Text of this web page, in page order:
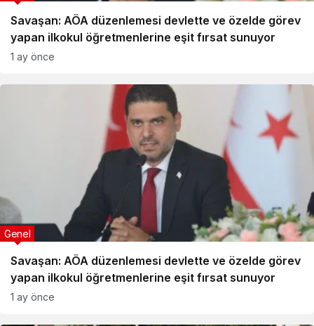
Savaşan: AÖA düzenlemesi devlette ve özelde görev
yapan ilkokul öğretmenlerine eşit fırsat sunuyor
1 ay önce
Savaşan: AÖA düzenlemesi devlette ve özelde görev
yapan ilkokul öğretmenlerine eşit fırsat sunuyor
Genel
1 ay önce